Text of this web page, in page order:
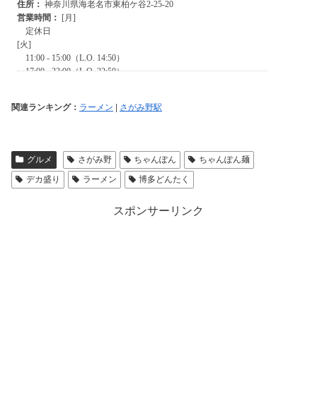
関連ランキング： ラーメン | さがみ野駅
グルメ さがみ野 ちゃんぽん
ちゃんぽん麺
デカ盛り
ラーメン 博多どんたく
スポンサーリンク